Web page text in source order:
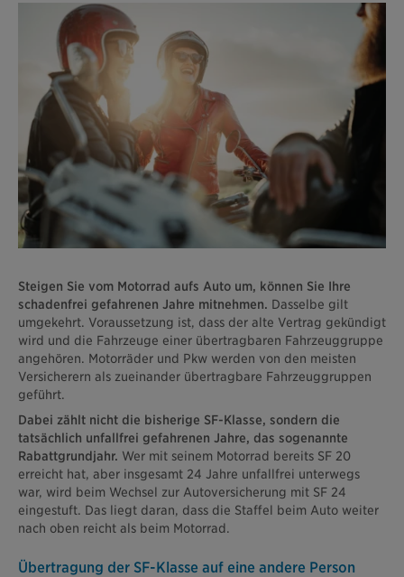
Steigen Sie vom Motorrad aufs Auto um, können Sie Ihre
schadenfrei gefahrenen Jahre mitnehmen. Dasselbe gilt
umgekehrt. Voraussetzung ist, dass der alte Vertrag gekündigt
wird und die Fahrzeuge einer übertragbaren Fahrzeuggruppe
angehören. Motorräder und Pkw werden von den meisten
Versicherern als zueinander übertragbare Fahrzeuggruppen
geführt.
Dabei zählt nicht die bisherige SF-Klasse, sondern die
tatsächlich unfallfrei gefahrenen Jahre, das sogenannte
Rabattgrundjahr. Wer mit seinem Motorrad bereits SF 20
erreicht hat, aber insgesamt 24 Jahre unfallfrei unterwegs
war, wird beim Wechsel zur Autoversicherung mit SF 24
eingestuft. Das liegt daran, dass die Staffel beim Auto weiter
nach oben reicht als beim Motorrad.
Übertragung der SF-Klasse auf eine andere Person